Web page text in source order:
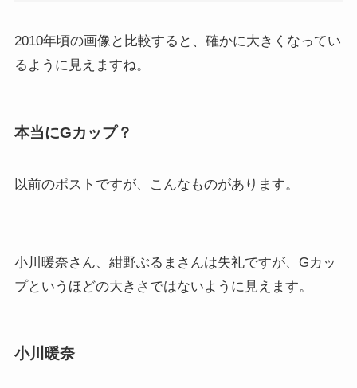
2010年頃の画像と比較すると、確かに大きくなってい
るように見えますね。
本当にGカップ？
以前のポストですが、こんなものがあります。
小川暖奈さん、紺野ぶるまさんは失礼ですが、Gカッ
プというほどの大きさではないように見えます。
小川暖奈